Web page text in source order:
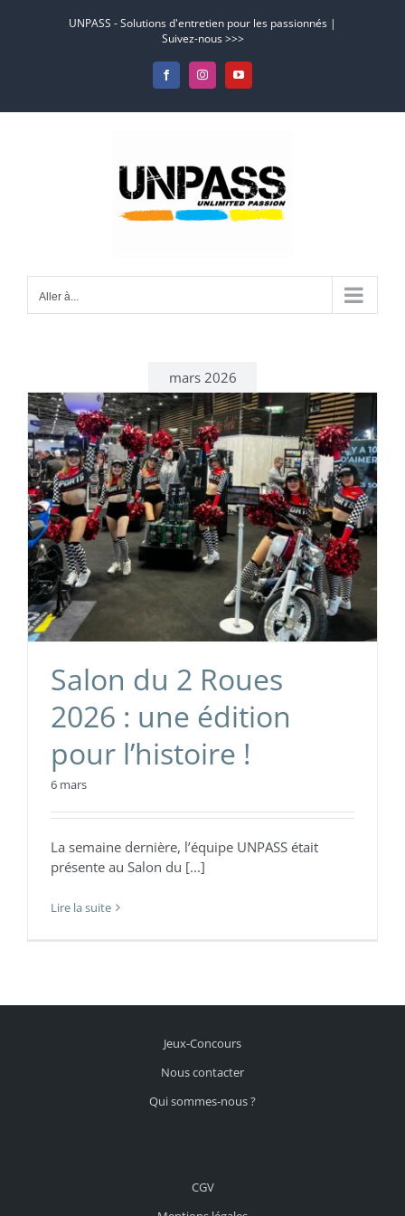
UNPASS - Solutions d'entretien pour les passionnés |
Suivez-nous >>>
FacebookInstagramYouTube
Aller à...
mars 2026
Salon du 2 Roues
2026 : une édition
pour l’histoire !
6 mars
La semaine dernière, l’équipe UNPASS était
présente au Salon du [...]
Lire la suite
Jeux-Concours
Nous contacter
Qui sommes-nous ?
CGV